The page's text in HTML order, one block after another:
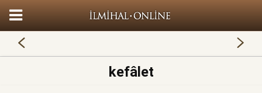
kefâlet